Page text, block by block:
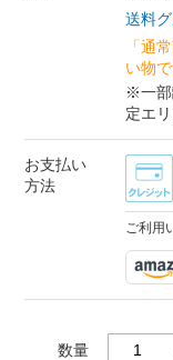
送料グ
「通
い物
※一部
定エ
お支払い
方法
ご利用
数量